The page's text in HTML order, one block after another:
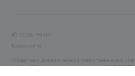
© 2026 FH.BY
Карта сайта
Общество с дополнительной ответственностью
06.04.2006 Минским горисполкомом. УНП